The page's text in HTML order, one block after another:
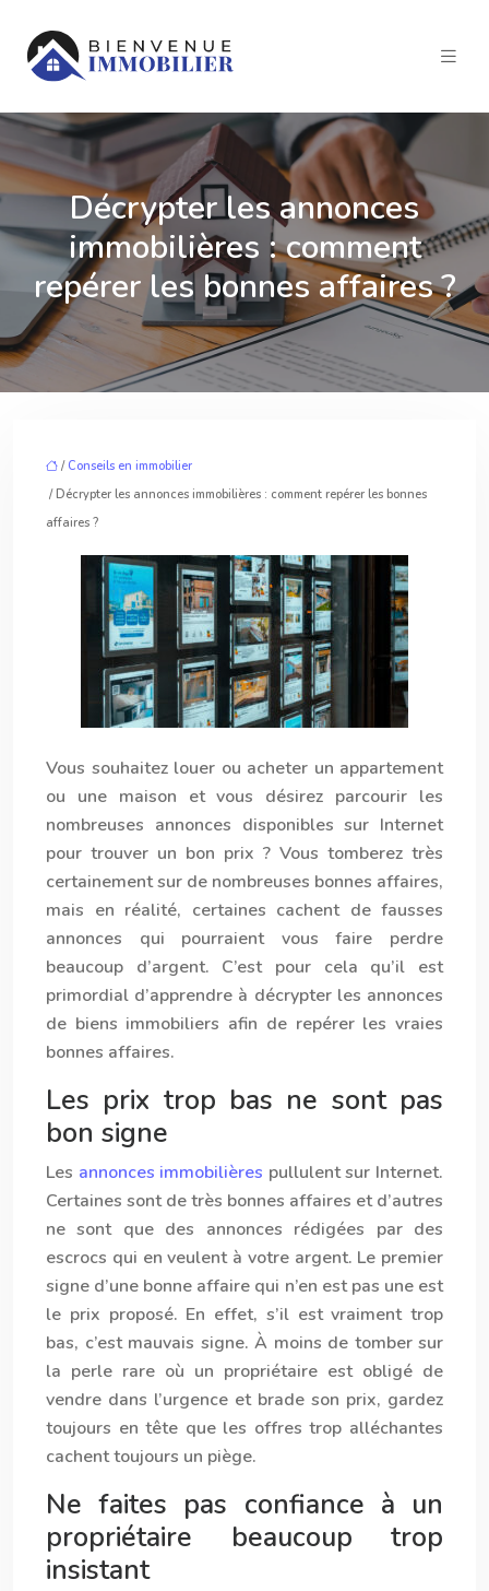
Décrypter les annonces
immobilières : comment
repérer les bonnes affaires ?
/ Conseils en immobilier
/ Décrypter les annonces immobilières : comment repérer les bonnes
affaires ?
Vous souhaitez louer ou acheter un appartement
ou une maison et vous désirez parcourir les
nombreuses annonces disponibles sur Internet
pour trouver un bon prix ? Vous tomberez très
certainement sur de nombreuses bonnes affaires,
mais en réalité, certaines cachent de fausses
annonces qui pourraient vous faire perdre
beaucoup d’argent. C’est pour cela qu’il est
primordial d’apprendre à décrypter les annonces
de biens immobiliers afin de repérer les vraies
bonnes affaires.
Les prix trop bas ne sont pas
bon signe
Les annonces immobilières pullulent sur Internet.
Certaines sont de très bonnes affaires et d’autres
ne sont que des annonces rédigées par des
escrocs qui en veulent à votre argent. Le premier
signe d’une bonne affaire qui n’en est pas une est
le prix proposé. En effet, s’il est vraiment trop
bas, c’est mauvais signe. À moins de tomber sur
la perle rare où un propriétaire est obligé de
vendre dans l’urgence et brade son prix, gardez
toujours en tête que les offres trop alléchantes
cachent toujours un piège.
Ne faites pas confiance à un
propriétaire beaucoup trop
insistant